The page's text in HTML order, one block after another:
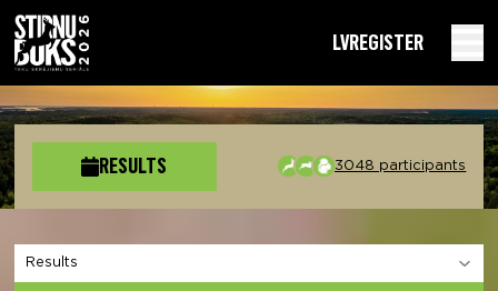
LVREGISTER
RESULTS 3048 participants
Choose a section